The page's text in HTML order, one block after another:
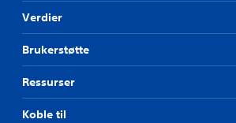
Verdier
Brukerstøtte
Ressurser
Koble til